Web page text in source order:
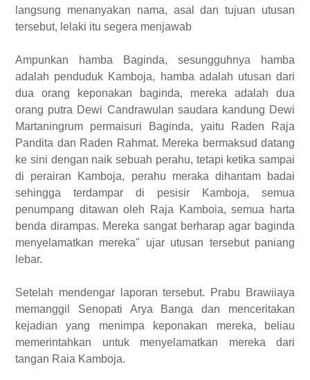
langsung menanyakan nama, asal dan tujuan utusan
tersebut, lelaki itu segera menjawab
Ampunkan hamba Baginda, sesungguhnya hamba
adalah penduduk Kamboja, hamba adalah utusan dari
dua orang keponakan baginda, mereka adalah dua
orang putra Dewi Candrawulan saudara kandung Dewi
Martaningrum permaisuri Baginda, yaitu Raden Raja
Pandita dan Raden Rahmat. Mereka bermaksud datang
ke sini dengan naik sebuah perahu, tetapi ketika sampai
di perairan Kamboja, perahu meraka dihantam badai
sehingga terdampar di pesisir Kamboja, semua
penumpang ditawan oleh Raja Kamboia, semua harta
benda dirampas. Mereka sangat berharap agar baginda
menyelamatkan mereka" ujar utusan tersebut paniang
lebar.
Setelah mendengar laporan tersebut. Prabu Brawiiaya
memanggil Senopati Arya Banga dan menceritakan
kejadian yang menimpa keponakan mereka, beliau
memerintahkan untuk menyelamatkan mereka dari
tangan Raia Kamboja.